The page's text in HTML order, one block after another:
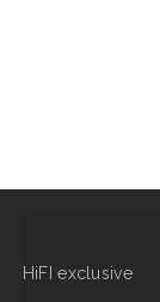
HiFI exclusive